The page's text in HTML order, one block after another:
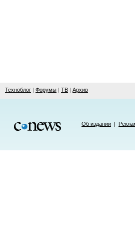
Техноблог | Форумы | ТВ | Архив
Об издании |